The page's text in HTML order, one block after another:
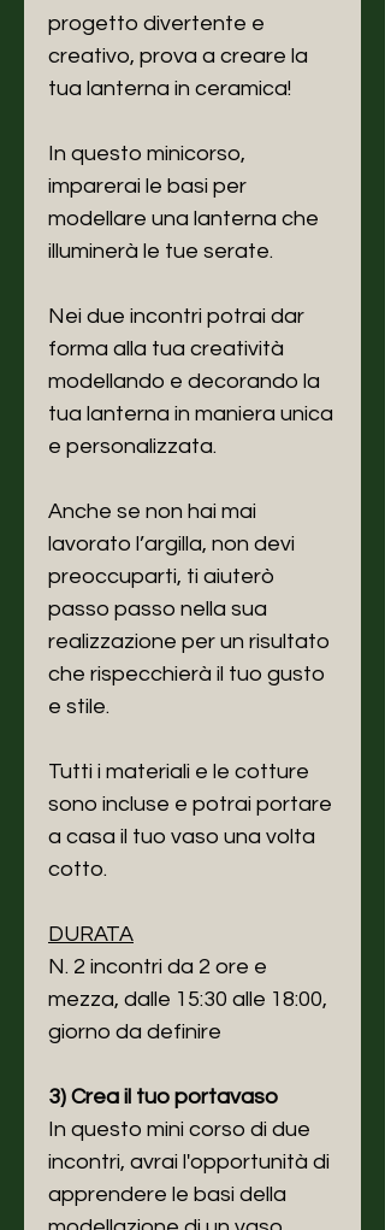
progetto divertente e
creativo, prova a creare la
tua lanterna in ceramica!
In questo minicorso,
imparerai le basi per
modellare una lanterna che
illuminerà le tue serate.
Nei due incontri potrai dar
forma alla tua creatività
modellando e decorando la
tua lanterna in maniera unica
e personalizzata.
Anche se non hai mai
lavorato l’argilla, non devi
preoccuparti, ti aiuterò
passo passo nella sua
realizzazione per un risultato
che rispecchierà il tuo gusto
e stile.
Tutti i materiali e le cotture
sono incluse e potrai portare
a casa il tuo vaso una volta
cotto.
DURATA
N. 2 incontri da 2 ore e
mezza, dalle 15:30 alle 18:00,
giorno da definire
3) Crea il tuo portavaso
In questo mini corso di due
incontri, avrai l'opportunità di
apprendere le basi della